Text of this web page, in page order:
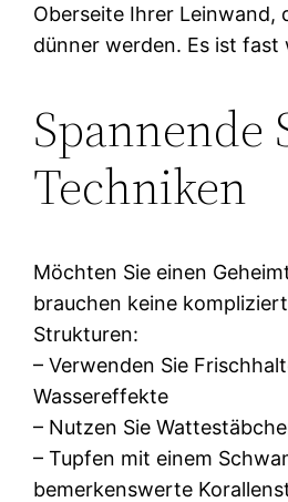
Oberseite Ihrer Leinwand,
dünner werden. Es ist fast
Spannende
Techniken
Möchten Sie einen
brauchen keine
Strukturen:
– Verwenden Sie
Wassereffekte
– Nutzen Sie
– Tupfen mit einem
bemerkenswerte